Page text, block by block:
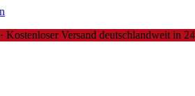
Kostenloser Versand deutschlandweit in